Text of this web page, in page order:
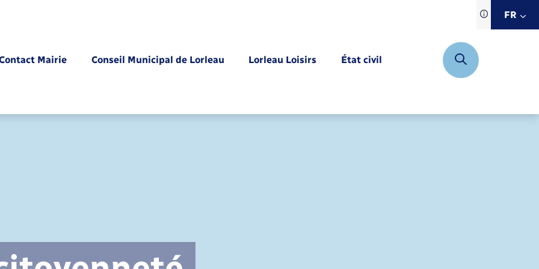
Traduction
siteFR
Mairie Conseil Municipal de Lorleau Lorleau Loisirs État civil